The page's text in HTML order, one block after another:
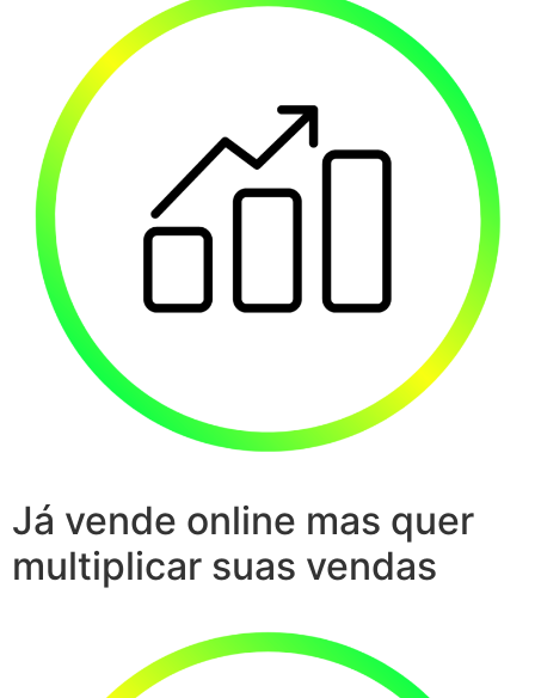
Já vende online mas quer
multiplicar suas vendas